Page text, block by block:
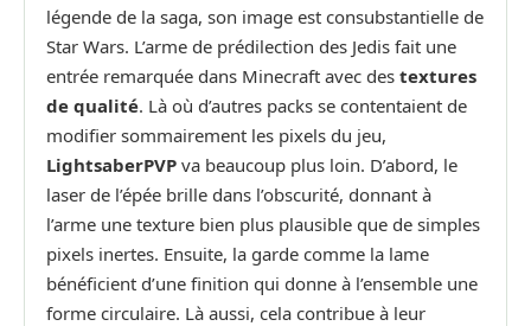
légende de la saga, son image est consubstantielle de
Star Wars. L’arme de prédilection des Jedis fait une
entrée remarquée dans Minecraft avec des textures
de qualité. Là où d’autres packs se contentaient de
modifier sommairement les pixels du jeu,
LightsaberPVP va beaucoup plus loin. D’abord, le
laser de l’épée brille dans l’obscurité, donnant à
l’arme une texture bien plus plausible que de simples
pixels inertes. Ensuite, la garde comme la lame
bénéficient d’une finition qui donne à l’ensemble une
forme circulaire. Là aussi, cela contribue à leur